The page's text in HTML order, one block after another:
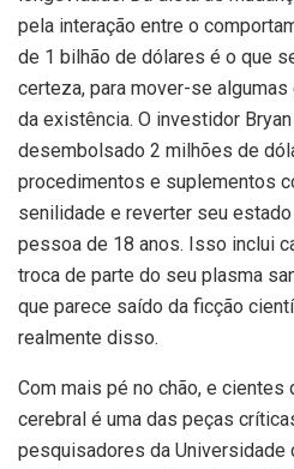
pela interação entre o
de 1 bilhão de dólares é o que
certeza, para mover-se
da existência. O investidor
desembolsado 2 milhões de
procedimentos e suplementos
senilidade e reverter seu
pessoa de 18 anos. Isso inclui
troca de parte do seu plasma
que parece saído da ficção
realmente disso.
Com mais pé no chão, e cientes
cerebral é uma das peças
pesquisadores da Universidade